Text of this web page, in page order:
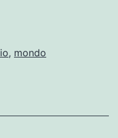
tenaglia
, mondo